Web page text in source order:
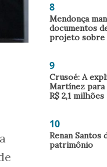
8
Mendonça
documentos
projeto sobre
9
Crusoé: A
Martínez
R$ 2,1 milhões
10
Renan Santos
patrimônio